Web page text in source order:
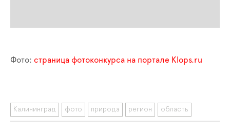
Фото: страница фотоконкурса на портале Klops.ru
Калининград фото природа регион область